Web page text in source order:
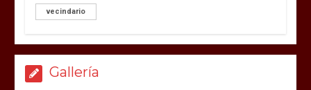
vecindario
Gallería